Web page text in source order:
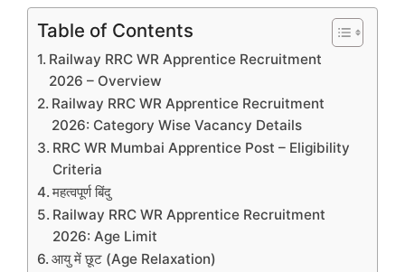
Table of Contents
Railway RRC WR Apprentice Recruitment
2026 – Overview
Railway RRC WR Apprentice Recruitment
2026: Category Wise Vacancy Details
RRC WR Mumbai Apprentice Post – Eligibility
Criteria
महत्वपूर्ण बिंदु
Railway RRC WR Apprentice Recruitment
2026: Age Limit
आयु में छूट (Age Relaxation)